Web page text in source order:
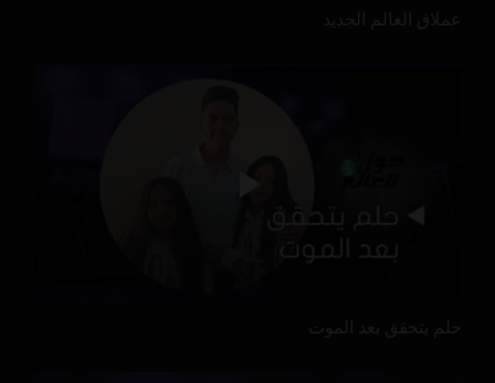
عملاق العالم الجديد
حلم يتحقق بعد الموت